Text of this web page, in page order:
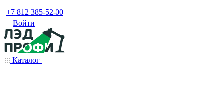
+7 812 385-52-00
Войти
Каталог